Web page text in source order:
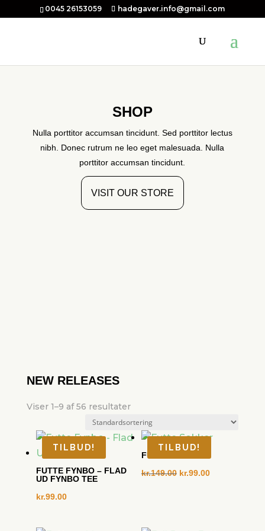
0045 26153059 hadegaver.info@gmail.com
SHOP
Nulla porttitor accumsan tincidunt. Sed porttitor lectus
nibh. Donec rutrum ne leo eget malesuada. Nulla
porttitor accumsan tincidunt.
VISIT OUR STORE
NEW RELEASES
Viser 1–9 af 56 resultater
TILBUD!
FUTTE FYNBO – FLAD
UD FYNBO TEE
kr.99.00
TILBUD!
FUTTE SOKKER
kr.149.00 Den
kr.99.00Den